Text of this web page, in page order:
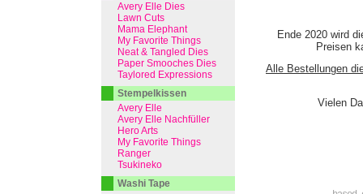
Ende 2020 wird
Preisen
Alle Bestellungen
Vielen
Avery Elle Dies
Lawn Cuts
Mama Elephant
My Favorite Things
Neat & Tangled Dies
Paper Smooches Dies
Taylored Expressions
Stempelkissen
Avery Elle
Avery Elle Nachfüller
Hero Arts
My Favorite Things
Ranger
Tsukineko
Washi Tape